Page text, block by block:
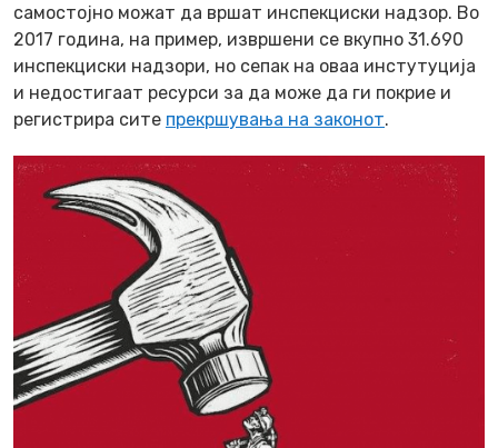
самостојно можат да вршат инспекциски надзор. Во
2017 година, на пример, извршени се вкупно 31.690
инспекциски надзори, но сепак на оваа инстутуција
и недостигаат ресурси за да може да ги покрие и
регистрира сите прекршувања на законот.